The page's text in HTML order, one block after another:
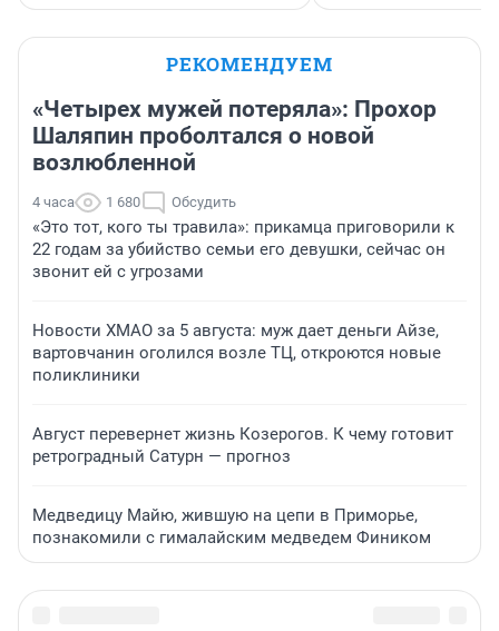
РЕКОМЕНДУЕМ
«Четырех мужей потеряла»: Прохор
Шаляпин проболтался о новой
возлюбленной
4 часа 1 680 Обсудить
«Это тот, кого ты травила»: прикамца приговорили к
22 годам за убийство семьи его девушки, сейчас он
звонит ей с угрозами
Новости ХМАО за 5 августа: муж дает деньги Айзе,
вартовчанин оголился возле ТЦ, откроются новые
поликлиники
Август перевернет жизнь Козерогов. К чему готовит
ретроградный Сатурн — прогноз
Медведицу Майю, жившую на цепи в Приморье,
познакомили с гималайским медведем Фиником